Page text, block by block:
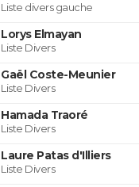
Liste divers gauche
Lorys Elmayan
Liste Divers
Gaël Coste-Meunier
Liste Divers
Hamada Traoré
Liste Divers
Laure Patas d'Illiers
Liste Divers